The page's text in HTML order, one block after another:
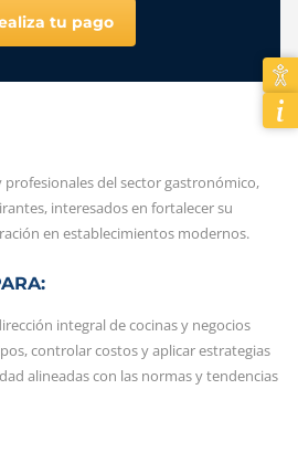
tu pago
profesionales del sector gastronómico,
interesados en fortalecer su
en establecimientos modernos.
integral de cocinas y negocios
controlar costos y aplicar estrategias
alineadas con las normas y tendencias